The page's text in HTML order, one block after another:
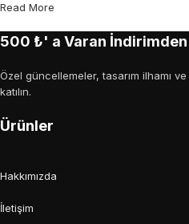
Read More
500 ₺' a Varan İndirimden
Özel güncellemeler, tasarım ilhamı
katılın.
Ürünler
Hakkımızda
İletişim